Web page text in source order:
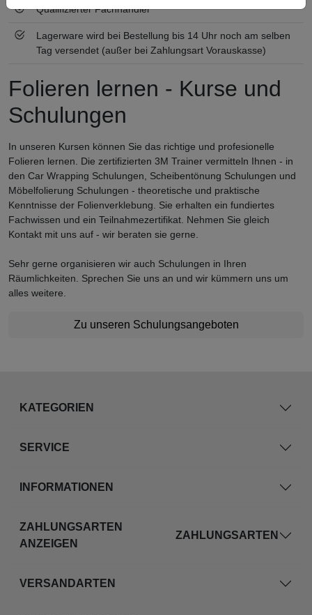
Qualifizierter Fachhändler
Lagerware wird bei Bestellung bis 14 Uhr noch am selben
Tag versendet (außer bei Zahlungsart Vorauskasse)
Folieren lernen - Kurse und
Schulungen
In unseren Kursen können Sie das richtige und profesionelle
Folieren lernen. Die zertifizierten 3M Trainer vermitteln Ihnen - in
den Car Wrapping Schulungen, Scheibentönung Schulungen und
Möbelfolierung Schulungen - theoretische und praktische
Kenntnisse der Folienverklebung. Sie erhalten ein fundiertes
Fachwissen und ein Teilnahmezertifikat. Nehmen Sie gleich
Kontakt mit uns auf - wir beraten sie gerne.
Sehr gerne organisieren wir auch Schulungen in Ihren
Räumlichkeiten. Sprechen Sie uns an und wir kümmern uns um
alles weitere.
Zu unseren Schulungsangeboten
KATEGORIEN
SERVICE
INFORMATIONEN
ZAHLUNGSARTEN
ANZEIGEN
ZAHLUNGSARTEN
VERSANDARTEN